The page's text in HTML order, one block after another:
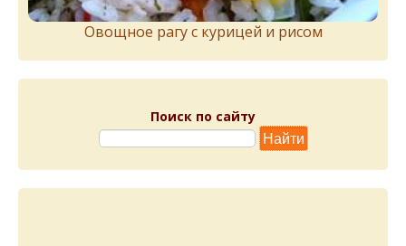
Овощное рагу с курицей и рисом
Поиск по сайту